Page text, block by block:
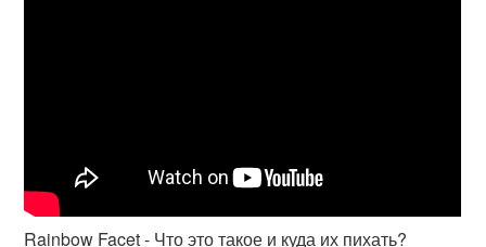
Rainbow Facet - Что это такое и куда их пихать?